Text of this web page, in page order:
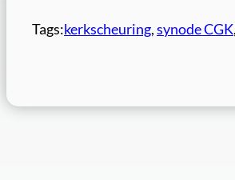
Tags:kerkscheuring, synode CGK,